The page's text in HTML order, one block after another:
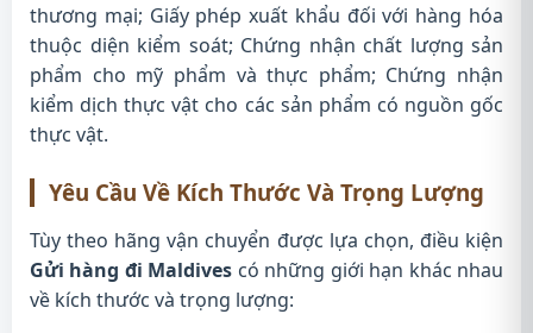
thương mại; Giấy phép xuất khẩu đối với hàng hóa
thuộc diện kiểm soát; Chứng nhận chất lượng sản
phẩm cho mỹ phẩm và thực phẩm; Chứng nhận
kiểm dịch thực vật cho các sản phẩm có nguồn gốc
thực vật.
Yêu Cầu Về Kích Thước Và Trọng Lượng
Tùy theo hãng vận chuyển được lựa chọn, điều kiện
Gửi hàng đi Maldives có những giới hạn khác nhau
về kích thước và trọng lượng: